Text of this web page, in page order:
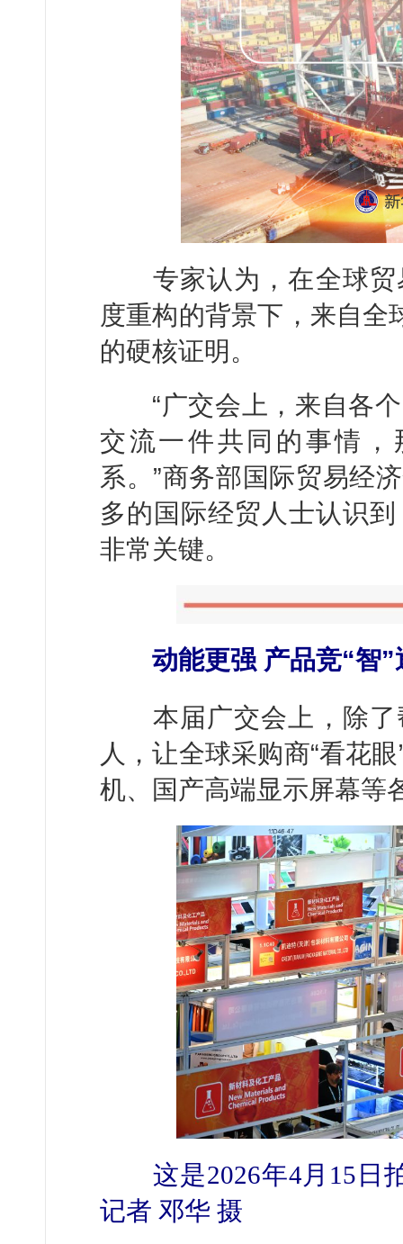
专家认为，在全球贸
度重构的背景下，来自全
的硬核证明。
“广交会上，来自各个
交流一件共同的事情
系。”商务部国际贸易经
多的国际经贸人士认识
非常关键。
动能更强 产品竞“智”
本届广交会上，除了
人，让全球采购商“看花
机、国产高端显示屏幕等
这是2026年4月15日
记者 邓华 摄